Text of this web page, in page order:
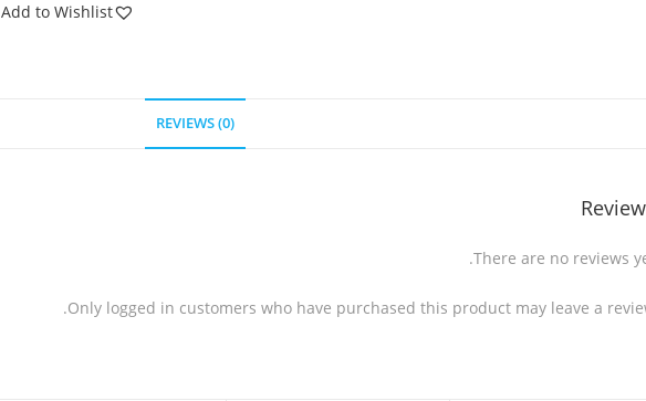
Add to Wishlist
REVIEWS (0)
There are no reviews
Only logged in customers who have purchased this product may leave a